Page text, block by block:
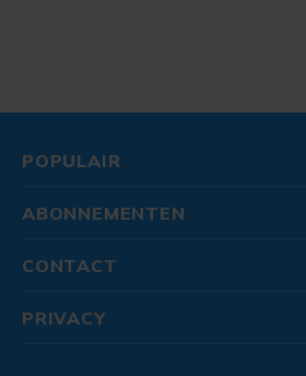
POPULAIR
ABONNEMENTEN
CONTACT
PRIVACY